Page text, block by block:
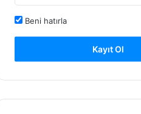
Beni hatırla
Kayıt Ol